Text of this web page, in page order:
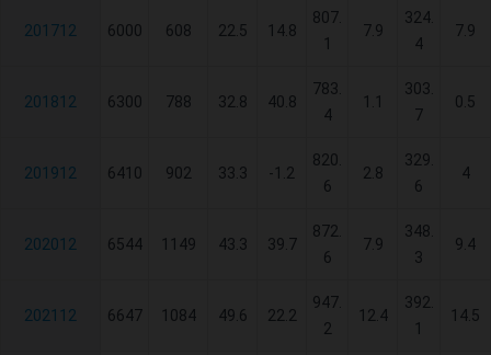
201712 6000 608 22.5 14.8
807.
1
7.9
324.
4
7.9
201812 6300 788 32.8 40.8
783.
4
1.1
303.
7
0.5
201912 6410 902 33.3 -1.2
820.
6
2.8
329.
6
4
202012 6544 1149 43.3 39.7
872.
6
7.9
348.
3
9.4
202112 6647 1084 49.6 22.2
947.
2
12.4
392.
1
14.5